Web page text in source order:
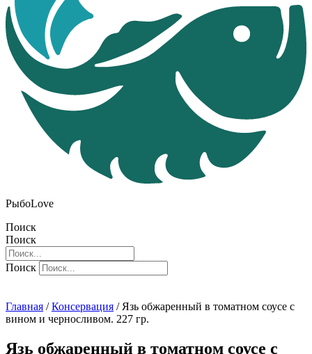
РыбоLove
Поиск
Поиск
Поиск
Главная /Консервация / Язь обжаренный в томатном соусе с
вином и черносливом. 227 гр.
Язь обжаренный в томатном соусе с